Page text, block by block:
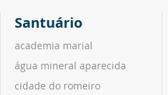
Santuário
academia marial
água mineral aparecida
cidade do romeiro